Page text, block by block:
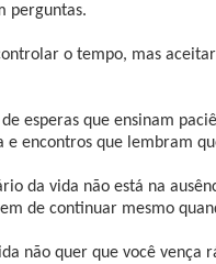
perguntas.
o tempo, mas
esperas que ensinam
e encontros que lembram
da vida não está na
de continuar mesmo
não quer que você vença